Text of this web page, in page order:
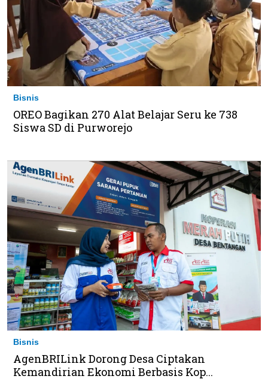
Bisnis
OREO Bagikan 270 Alat Belajar Seru ke 738
Siswa SD di Purworejo
Bisnis
AgenBRILink Dorong Desa Ciptakan
Kemandirian Ekonomi Berbasis Kop...